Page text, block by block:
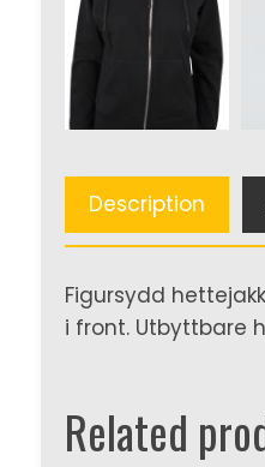
Description
Figursydd
i front. Utbyttbare
Related